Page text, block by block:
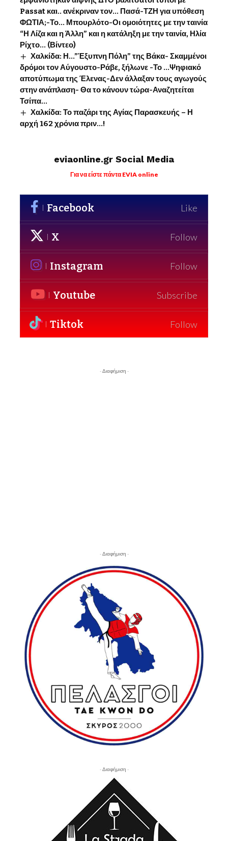
Passat και.. ανέκριναν τον… Πασά-ΤΖΗ για υπόθεση
ΦΩΤΙΑ;-Το… Μπουρλότο-Οι ομοιότητες με την ταινία
“Η Λίζα και η Άλλη” και η κατάληξη με την ταινία, Ηλία
Ρίχτο… (Βίντεο)
Χαλκίδα: Η…”Έξυπνη Πόλη” της Βάκα- Σκαμμένοι
δρόμοι τον Αύγουστο-Ράβε, ξήλωνε -Το …Ψηφιακό
αποτύπωμα της Έλενας-Δεν άλλαξαν τους αγωγούς
στην ανάπλαση- Θα το κάνουν τώρα-Αναζητείται
Τσίπα…
Χαλκίδα: Το παζάρι της Αγίας Παρασκευής – Η
αρχή 162 χρόνια πριν…!
eviaonline.gr Social Media
Για να είστε πάντα EVIA online
Facebook Like
X Follow
Instagram Follow
Youtube Subscribe
Tiktok Follow
- Διαφήμιση -
- Διαφήμιση -
- Διαφήμιση -